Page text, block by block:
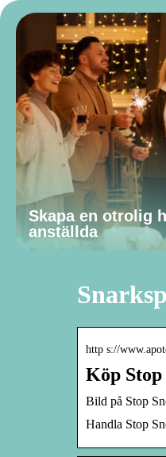
Skapa en otrolig
anställda
http s://
Köp Stop
Bild på Stop
Handla Stop